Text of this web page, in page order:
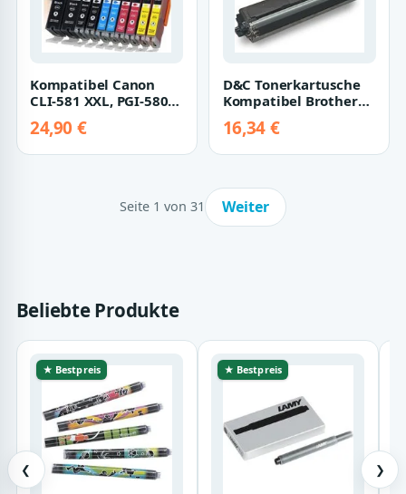
Kompatibel Canon
CLI-581 XXL, PGI-580
Farben (2x Tint…
24,90 €
D&C Tonerkartusche
Kompatibel Brother
Lieferumfang: 1x…
16,34 €
Seite 1 von 31 Weiter
Beliebte Produkte
❮
★ Bestpreis ★ Bestpreis
❯